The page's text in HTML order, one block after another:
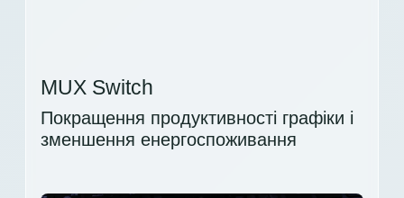
MUX Switch
Покращення продуктивності графіки і
зменшення енергоспоживання